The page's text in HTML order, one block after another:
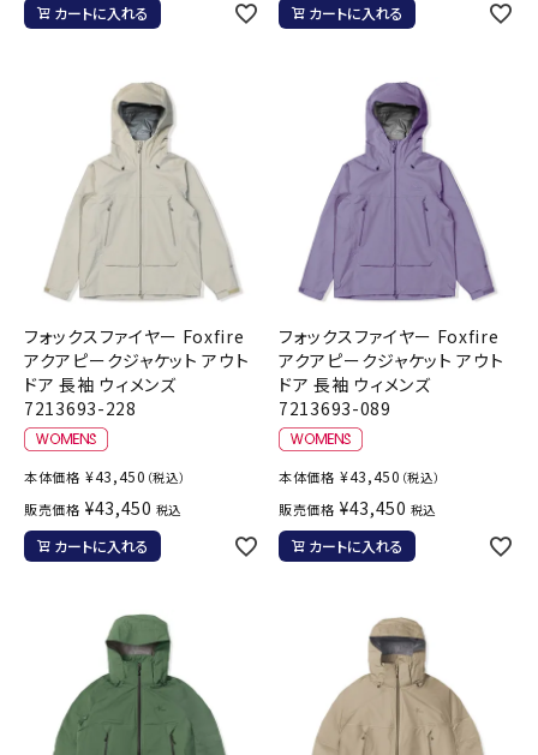
カートに入れる カートに入れる
フォックスファイヤー Foxfire
アクアピークジャケット アウト
ドア 長袖 ウィメンズ
7213693-228
本体価格 ¥43,450 （税込）
販売価格 ¥43,450 税込
カートに入れる
フォックスファイヤー Foxfire
アクアピークジャケット アウト
ドア 長袖 ウィメンズ
7213693-089
本体価格 ¥43,450 （税込）
販売価格 ¥43,450 税込
カートに入れる